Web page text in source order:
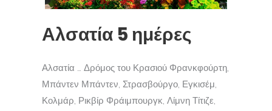
Αλσατία 5 ημέρες
Αλσατία … Δρόμος του Κρασιού Φρανκφούρτη,
Μπάντεν Μπάντεν, Στρασβούργο, Εγκισέμ,
Κολμάρ, Ρικβίρ Φράιμπουργκ, Λίμνη Τίτιζε,